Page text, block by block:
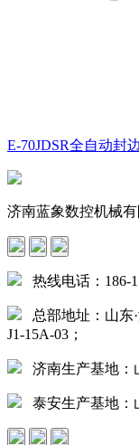
E-70JDSR全自动封
济南蓝象数控机械有
热线电话：186-
总部地址：山东
J1-15A-03；
济南生产基地：
泰安生产基地：